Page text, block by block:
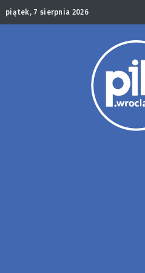
piątek, 7 sierpnia 2026